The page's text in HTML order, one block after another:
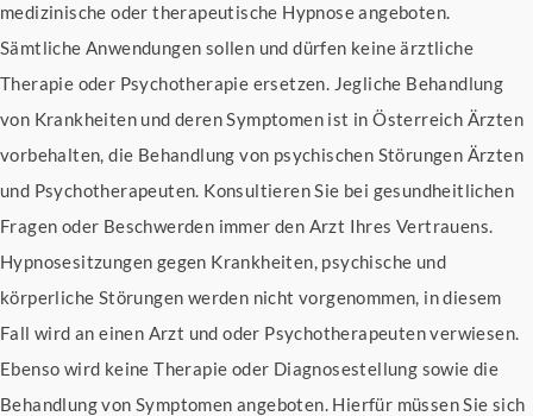
medizinische oder therapeutische Hypnose angeboten.
Sämtliche Anwendungen sollen und dürfen keine ärztliche
Therapie oder Psychotherapie ersetzen. Jegliche Behandlung
von Krankheiten und deren Symptomen ist in Österreich Ärzten
vorbehalten, die Behandlung von psychischen Störungen Ärzten
und Psychotherapeuten. Konsultieren Sie bei gesundheitlichen
Fragen oder Beschwerden immer den Arzt Ihres Vertrauens.
Hypnosesitzungen gegen Krankheiten, psychische und
körperliche Störungen werden nicht vorgenommen, in diesem
Fall wird an einen Arzt und oder Psychotherapeuten verwiesen.
Ebenso wird keine Therapie oder Diagnosestellung sowie die
Behandlung von Symptomen angeboten. Hierfür müssen Sie sich